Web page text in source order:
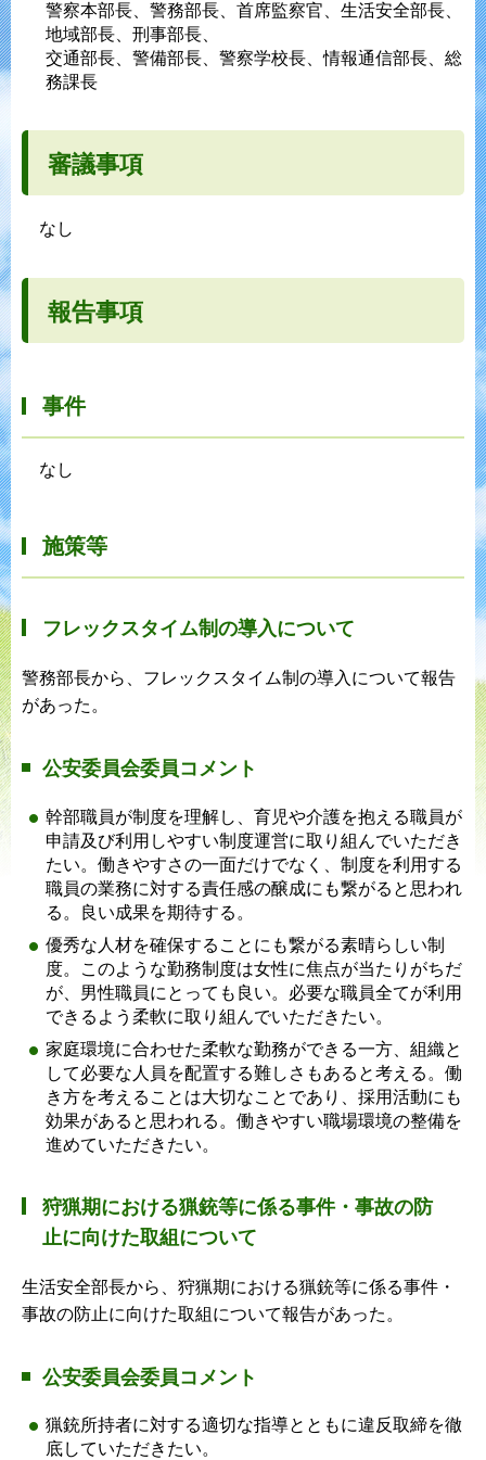
警察本部長、警務部長、首席監察官、生活安全部長、
地域部長、刑事部長、
交通部長、警備部長、警察学校長、情報通信部長、総
務課長
審議事項
なし
報告事項
事件
なし
施策等
フレックスタイム制の導入について
警務部長から、フレックスタイム制の導入について報告
があった。
公安委員会委員コメント
幹部職員が制度を理解し、育児や介護を抱える職員が
申請及び利用しやすい制度運営に取り組んでいただき
たい。働きやすさの一面だけでなく、制度を利用する
職員の業務に対する責任感の醸成にも繋がると思われ
る。良い成果を期待する。
優秀な人材を確保することにも繋がる素晴らしい制
度。このような勤務制度は女性に焦点が当たりがちだ
が、男性職員にとっても良い。必要な職員全てが利用
できるよう柔軟に取り組んでいただきたい。
家庭環境に合わせた柔軟な勤務ができる一方、組織と
して必要な人員を配置する難しさもあると考える。働
き方を考えることは大切なことであり、採用活動にも
効果があると思われる。働きやすい職場環境の整備を
進めていただきたい。
狩猟期における猟銃等に係る事件・事故の防
止に向けた取組について
生活安全部長から、狩猟期における猟銃等に係る事件・
事故の防止に向けた取組について報告があった。
公安委員会委員コメント
猟銃所持者に対する適切な指導とともに違反取締を徹
底していただきたい。